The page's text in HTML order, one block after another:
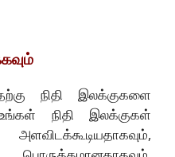
நிதி இலக்குகளை
நிதி இலக்குகள்